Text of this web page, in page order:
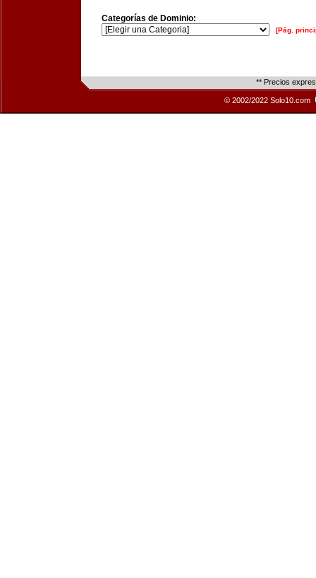
Categorías de Dominio:
[Pág.
** Precios
© 2002/2022 Solo10.com